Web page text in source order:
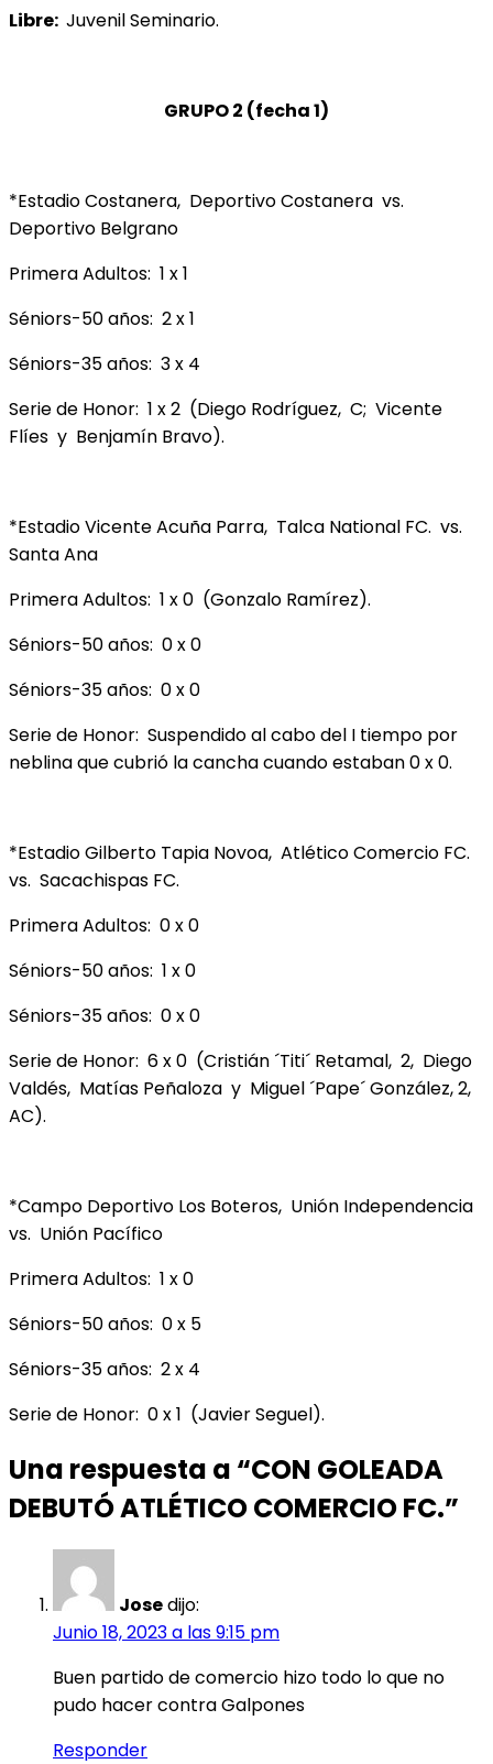
Libre: Juvenil Seminario.
GRUPO 2 (fecha 1)
*Estadio Costanera, Deportivo Costanera vs.
Deportivo Belgrano
Primera Adultos: 1 x 1
Séniors-50 años: 2 x 1
Séniors-35 años: 3 x 4
Serie de Honor: 1 x 2 (Diego Rodríguez, C; Vicente
Flíes y Benjamín Bravo).
*Estadio Vicente Acuña Parra, Talca National FC. vs.
Santa Ana
Primera Adultos: 1 x 0 (Gonzalo Ramírez).
Séniors-50 años: 0 x 0
Séniors-35 años: 0 x 0
Serie de Honor: Suspendido al cabo del I tiempo por
neblina que cubrió la cancha cuando estaban 0 x 0.
*Estadio Gilberto Tapia Novoa, Atlético Comercio FC.
vs. Sacachispas FC.
Primera Adultos: 0 x 0
Séniors-50 años: 1 x 0
Séniors-35 años: 0 x 0
Serie de Honor: 6 x 0 (Cristián ´Titi´ Retamal, 2, Diego
Valdés, Matías Peñaloza y Miguel ´Pape´ González, 2,
AC).
*Campo Deportivo Los Boteros, Unión Independencia
vs. Unión Pacífico
Primera Adultos: 1 x 0
Séniors-50 años: 0 x 5
Séniors-35 años: 2 x 4
Serie de Honor: 0 x 1 (Javier Seguel).
Una respuesta a “CON GOLEADA
DEBUTÓ ATLÉTICO COMERCIO FC.”
Josedijo:
Junio 18, 2023 a las 9:15 pm
Buen partido de comercio hizo todo lo que no
pudo hacer contra Galpones
Responder